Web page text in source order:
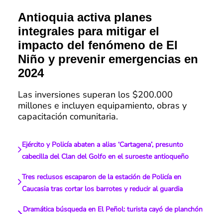
Antioquia activa planes
integrales para mitigar el
impacto del fenómeno de El
Niño y prevenir emergencias en
2024
Las inversiones superan los $200.000
millones e incluyen equipamiento, obras y
capacitación comunitaria.
Ejército y Policía abaten a alias ‘Cartagena’, presunto
cabecilla del Clan del Golfo en el suroeste antioqueño
Tres reclusos escaparon de la estación de Policía en
Caucasia tras cortar los barrotes y reducir al guardia
Dramática búsqueda en El Peñol: turista cayó de planchón